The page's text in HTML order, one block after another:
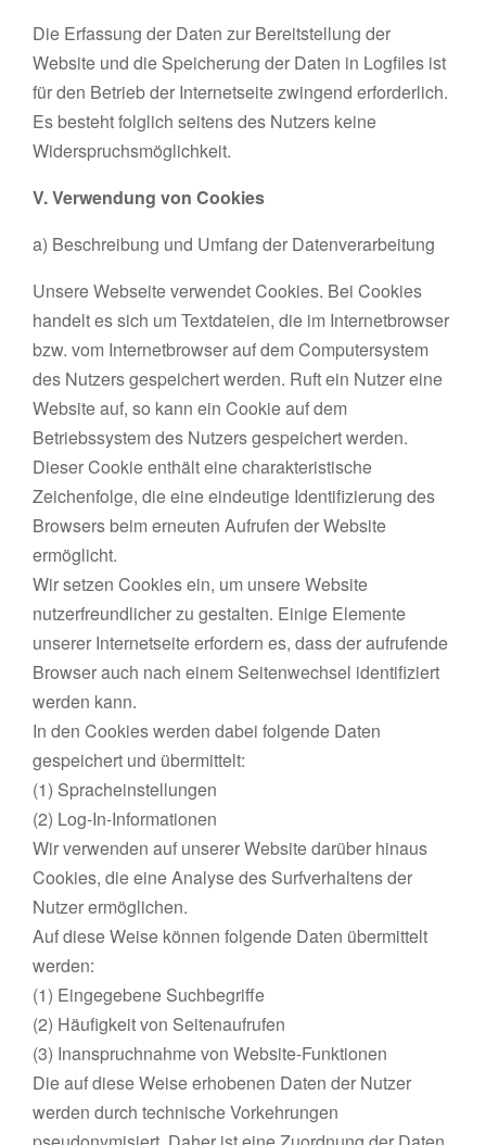
Die Erfassung der Daten zur Bereitstellung der
Website und die Speicherung der Daten in Logfiles ist
für den Betrieb der Internetseite zwingend erforderlich.
Es besteht folglich seitens des Nutzers keine
Widerspruchsmöglichkeit.
V. Verwendung von Cookies
a) Beschreibung und Umfang der Datenverarbeitung
Unsere Webseite verwendet Cookies. Bei Cookies
handelt es sich um Textdateien, die im Internetbrowser
bzw. vom Internetbrowser auf dem Computersystem
des Nutzers gespeichert werden. Ruft ein Nutzer eine
Website auf, so kann ein Cookie auf dem
Betriebssystem des Nutzers gespeichert werden.
Dieser Cookie enthält eine charakteristische
Zeichenfolge, die eine eindeutige Identifizierung des
Browsers beim erneuten Aufrufen der Website
ermöglicht.
Wir setzen Cookies ein, um unsere Website
nutzerfreundlicher zu gestalten. Einige Elemente
unserer Internetseite erfordern es, dass der aufrufende
Browser auch nach einem Seitenwechsel identifiziert
werden kann.
In den Cookies werden dabei folgende Daten
gespeichert und übermittelt:
(1) Spracheinstellungen
(2) Log-In-Informationen
Wir verwenden auf unserer Website darüber hinaus
Cookies, die eine Analyse des Surfverhaltens der
Nutzer ermöglichen.
Auf diese Weise können folgende Daten übermittelt
werden:
(1) Eingegebene Suchbegriffe
(2) Häufigkeit von Seitenaufrufen
(3) Inanspruchnahme von Website-Funktionen
Die auf diese Weise erhobenen Daten der Nutzer
werden durch technische Vorkehrungen